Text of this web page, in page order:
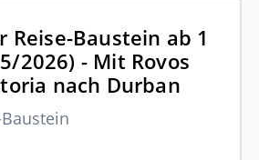
Reise-Baustein ab 1
2026) - Mit Rovos
nach Durban